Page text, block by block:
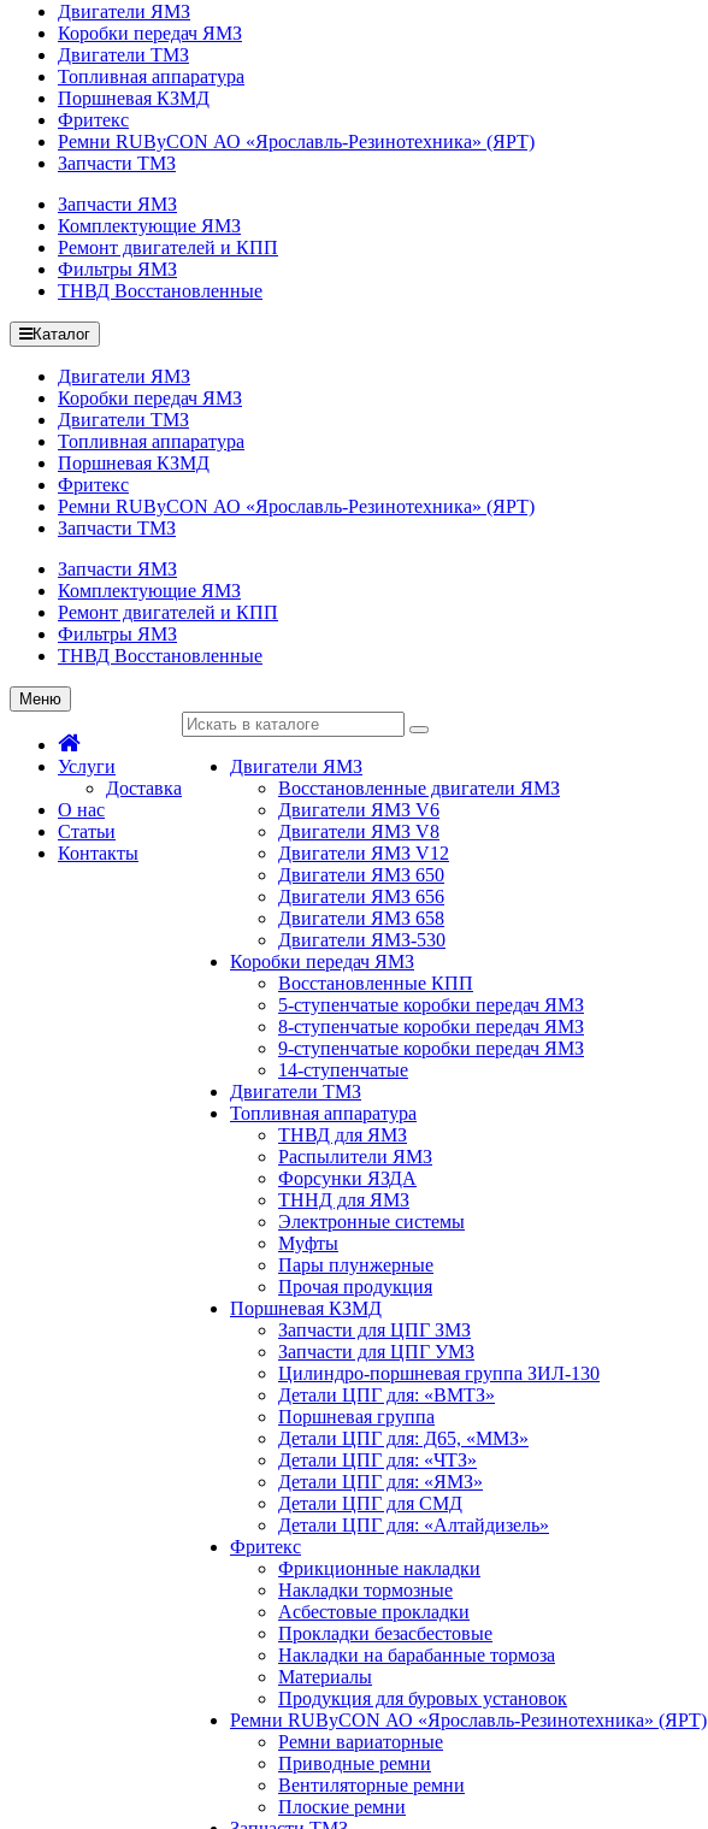
Двигатели ЯМЗ
Коробки передач ЯМЗ
Двигатели ТМЗ
Топливная аппаратура
Поршневая КЗМД
Фритекс
Ремни RUByCON АО «Ярославль-Резинотехника» (ЯРТ)
Запчасти ТМЗ
Запчасти ЯМЗ
Комплектующие ЯМЗ
Ремонт двигателей и КПП
Фильтры ЯМЗ
ТНВД Восстановленные
Каталог
Двигатели ЯМЗ
Коробки передач ЯМЗ
Двигатели ТМЗ
Топливная аппаратура
Поршневая КЗМД
Фритекс
Ремни RUByCON АО «Ярославль-Резинотехника» (ЯРТ)
Запчасти ТМЗ
Запчасти ЯМЗ
Комплектующие ЯМЗ
Ремонт двигателей и КПП
Фильтры ЯМЗ
ТНВД Восстановленные
Меню
Услуги
Доставка
О нас
Статьи
Контакты
Двигатели ЯМЗ
Восстановленные двигатели ЯМЗ
Двигатели ЯМЗ V6
Двигатели ЯМЗ V8
Двигатели ЯМЗ V12
Двигатели ЯМЗ 650
Двигатели ЯМЗ 656
Двигатели ЯМЗ 658
Двигатели ЯМЗ-530
Коробки передач ЯМЗ
Восстановленные КПП
5-ступенчатые коробки передач ЯМЗ
8-ступенчатые коробки передач ЯМЗ
9-ступенчатые коробки передач ЯМЗ
14-ступенчатые
Двигатели ТМЗ
Топливная аппаратура
ТНВД для ЯМЗ
Распылители ЯМЗ
Форсунки ЯЗДА
ТННД для ЯМЗ
Электронные системы
Муфты
Пары плунжерные
Прочая продукция
Поршневая КЗМД
Запчасти для ЦПГ ЗМЗ
Запчасти для ЦПГ УМЗ
Цилиндро-поршневая группа ЗИЛ-130
Детали ЦПГ для: «ВМТЗ»
Поршневая группа
Детали ЦПГ для: Д65, «ММЗ»
Детали ЦПГ для: «ЧТЗ»
Детали ЦПГ для: «ЯМЗ»
Детали ЦПГ для СМД
Детали ЦПГ для: «Алтайдизель»
Фритекс
Фрикционные накладки
Накладки тормозные
Асбестовые прокладки
Прокладки безасбестовые
Накладки на барабанные тормоза
Материалы
Продукция для буровых установок
Ремни RUByCON АО «Ярославль-Резинотехника» (ЯРТ)
Ремни вариаторные
Приводные ремни
Вентиляторные ремни
Плоские ремни